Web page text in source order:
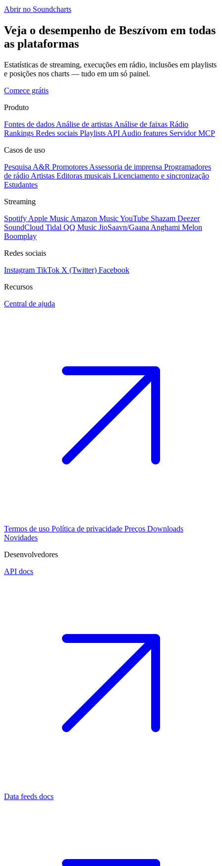
Abrir no Soundcharts
Veja o desempenho de Beszívom em todas
as plataformas
Estatísticas de streaming, execuções em rádio, inclusões em playlists
e posições nos charts — tudo em um só painel.
Comece grátis
Produto
Fontes de dados Análise de artistas Análise de faixas Rádio
Rankings Redes sociais Playlists API Audio features Servidor MCP
Casos de uso
Pesquisa A&R Promotores Assessoria de imprensa Programadores
de rádio Artistas Editoras musicais Licenciamento e sincronização
Estudantes
Streaming
Spotify Apple Music Amazon MusicYouTube Shazam Deezer
SoundCloud Tidal QQ Music JioSaavn/Gaana Anghami Melon
Boomplay
Redes sociais
Instagram TikTok X (Twitter) Facebook
Recursos
Central de ajuda
Termos de uso Política de privacidade Preços Downloads
Novidades
Desenvolvedores
API docs
Data feeds docs